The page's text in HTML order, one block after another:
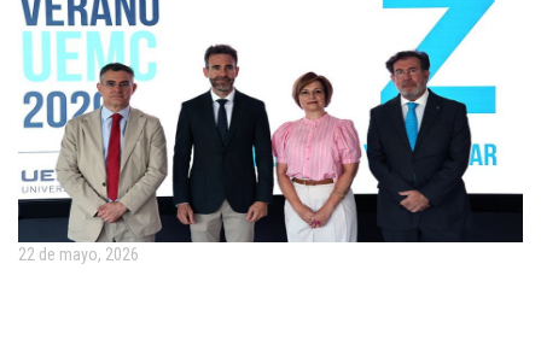
22 de mayo, 2026